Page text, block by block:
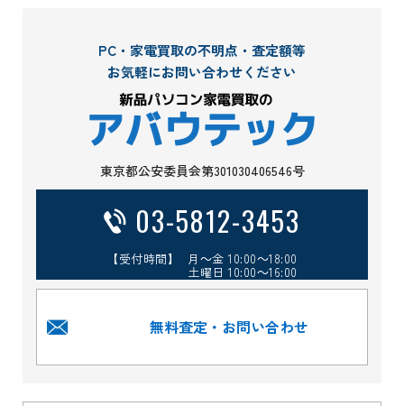
PC・家電買取の不明点・査定額等
お気軽にお問い合わせください
東京都公安委員会第301030406546号
03-5812-3453
【受付時間】 月～金 10:00～18:00
土曜日 10:00～16:00
無料査定・お問い合わせ